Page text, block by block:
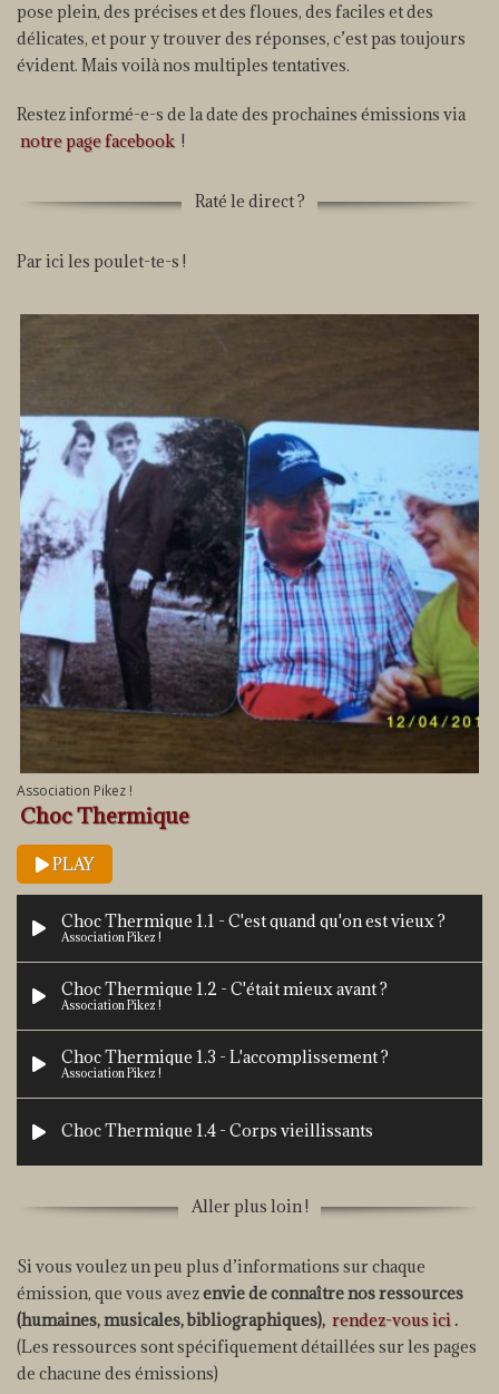
pose plein, des précises et des floues, des faciles et des
délicates, et pour y trouver des réponses, c’est pas toujours
évident. Mais voilà nos multiples tentatives.
Restez informé-e-s de la date des prochaines émissions via
notre page facebook !
Raté le direct ?
Par ici les poulet-te-s !
Association Pikez !
Choc Thermique
PLAY
Choc Thermique 1.1 - C'est quand qu'on est vieux ?
Association Pikez !
Choc Thermique 1.2 - C'était mieux avant ?
Association Pikez !
Choc Thermique 1.3 - L'accomplissement ?
Association Pikez !
Choc Thermique 1.4 - Corps vieillissants
1.5 - Les représentations de la vieillesse
2.1 - Les Souvenirs
2.2 - Mourir
Aller plus loin !
Si vous voulez un peu plus d’informations sur chaque
émission, que vous avezenvie de connaître nos ressources
(humaines, musicales, bibliographiques), rendez-vous ici.
(Les ressources sont spécifiquement détaillées sur les pages
de chacune des émissions)